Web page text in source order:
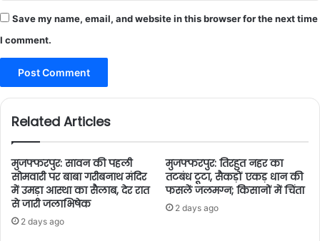
Save my name, email, and website in this browser for the next time
I comment.
Related Articles
मुजफ्फरपुर: सावन की पहली
सोमवारी पर बाबा गरीबनाथ मंदिर
में उमड़ा आस्था का सैलाब, देर रात
से जारी जलाभिषेक
2 days ago
मुजफ्फरपुर: तिरहुत नहर का
तटबंध टूटा, सैकड़ों एकड़ धान की
फसलें जलमग्न; किसानों में चिंता
2 days ago